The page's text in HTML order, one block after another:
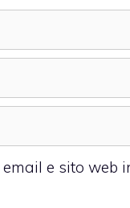
e sito web